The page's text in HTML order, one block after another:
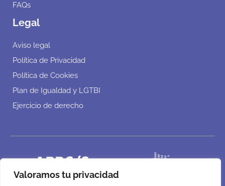
Valoramos tu privacidad
FAQs
Legal
Aviso legal
Política de Privacidad
Política de Cookies
Plan de Igualdad y LGTBI
Ejercicio de derecho